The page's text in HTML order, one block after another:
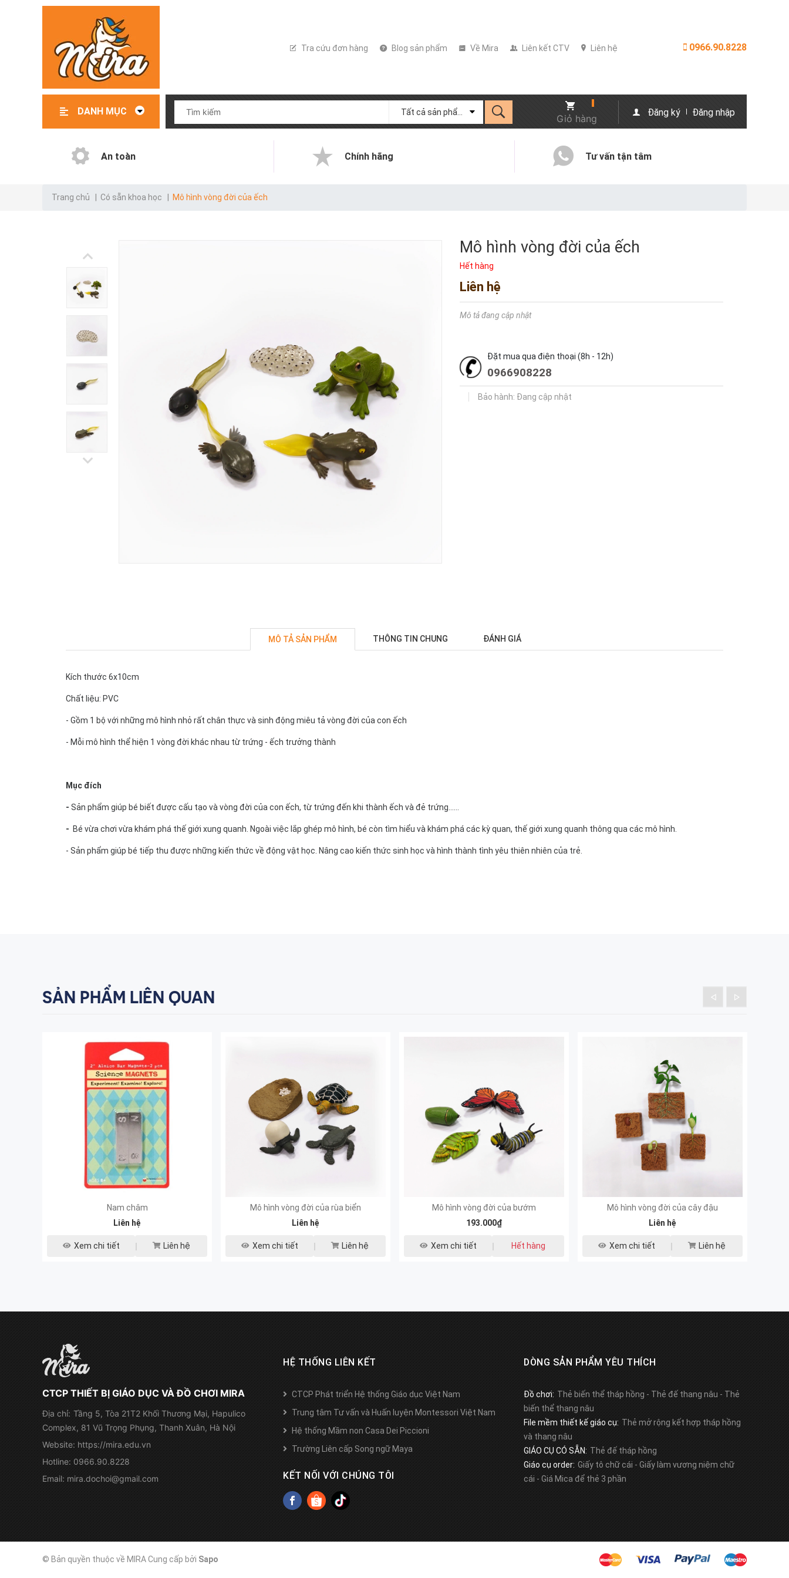
Tra cứu đơn hàng Blog sản phẩm Về Mira Liên kết CTV Liên hệ 0966.90.8228
DANH MỤC
Giỏ hàng
Đăng ký Đăng nhập
An toàn Chính hãng Tư vấn tận tâm
Trang chủ Có sẵn khoa học Mô hình vòng đời của ếch
Mô hình vòng đời của ếch
Hết hàng
Liên hệ
Mô tả đang cập nhật
Đặt mua qua điện thoại (8h - 12h)
0966908228
Bảo hành: Đang cập nhật
MÔ TẢ SẢN PHẨM THÔNG TIN CHUNG ĐÁNH GIÁ
Kích thước 6x10cm
Chất liệu: PVC
- Gồm 1 bộ với những mô hình nhỏ rất chân thực và sinh động miêu tả vòng đời của con ếch
- Mỗi mô hình thể hiện 1 vòng đời khác nhau từ trứng - ếch trưởng thành
Mục đích
- Sản phẩm giúp bé biết được cấu tạo và vòng đời của con ếch, từ trứng đến khi thành ếch và đẻ trứng......
- Bé vừa chơi vừa khám phá thế giới xung quanh. Ngoài việc lắp ghép mô hình, bé còn tìm hiểu và khám phá các kỳ quan, thế giới xung quanh thông qua các mô hình.
- Sản phẩm giúp bé tiếp thu được những kiến thức về động vật học. Nâng cao kiến thức sinh học và hình thành tình yêu thiên nhiên của trẻ.
SẢN PHẨM LIÊN QUAN
Nam châm
Liên hệ
Xem chi tiết Liên hệ
Mô hình vòng đời của rùa biển
Liên hệ
Xem chi tiết Liên hệ
Mô hình vòng đời của bướm
193.000₫
Xem chi tiết Hết hàng
Mô hình vòng đời của cây đậu
Liên hệ
Xem chi tiết Liên hệ
CTCP THIẾT BỊ GIÁO DỤC VÀ ĐỒ CHƠI MIRA
Địa chỉ: Tầng 5, Tòa 21T2 Khối Thương Mại, Hapulico
Complex, 81 Vũ Trọng Phụng, Thanh Xuân, Hà Nội
Website: https://mira.edu.vn
Hotline: 0966.90.8228
Email: mira.dochoi@gmail.com
HỆ THỐNG LIÊN KẾT
CTCP Phát triển Hệ thống Giáo dục Việt Nam
Trung tâm Tư vấn và Huấn luyện Montessori Việt Nam
Hệ thống Mầm non Casa Dei Piccioni
Trường Liên cấp Song ngữ Maya
KẾT NỐI VỚI CHÚNG TÔI
DÒNG SẢN PHẨM YÊU THÍCH
Đồ chơi: Thẻ biến thể tháp hồng - Thẻ đế thang nâu - Thẻ
biến thể thang nâu
File mềm thiết kế giáo cụ: Thẻ mở rộng kết hợp tháp hồng
và thang nâu
GIÁO CỤ CÓ SẴN: Thẻ đế tháp hồng
Giáo cụ order: Giấy tô chữ cái - Giấy làm vương niệm chữ
cái - Giá Mica để thẻ 3 phần
© Bản quyền thuộc về MIRACung cấp bởi Sapo